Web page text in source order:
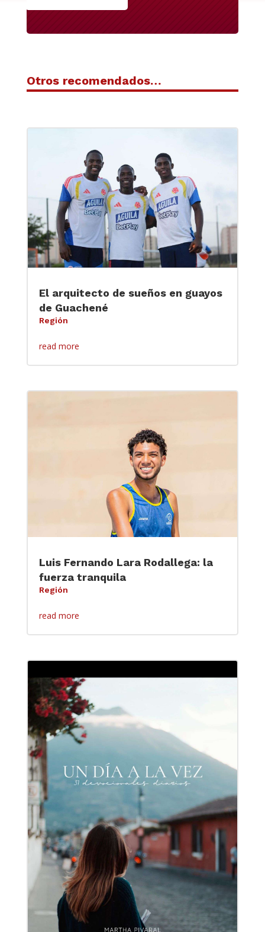
Otros recomendados…
El arquitecto de sueños en guayos
de Guachené
Región
read more
Luis Fernando Lara Rodallega: la
fuerza tranquila
Región
read more